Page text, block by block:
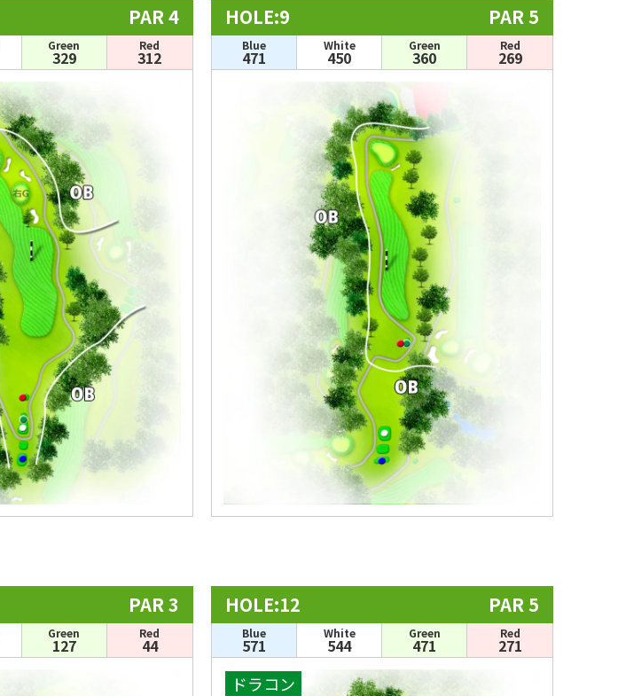
PAR 4
Green
329
Red
312
HOLE:9 PAR 5
Blue
471
White
450
Green
360
Red
269
PAR 3
Green
127
Red
44
HOLE:12 PAR 5
Blue
571
White
544
Green
471
Red
271
ドラコン